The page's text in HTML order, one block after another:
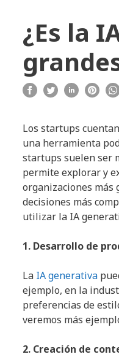
¿Es la
Los startups
una herramienta
startups suelen ser
permite explorar y
organizaciones más
decisiones más
utilizar la IA
1. Desarrollo de
La IA generativa
ejemplo, en la
preferencias de
veremos más
2. Creación de